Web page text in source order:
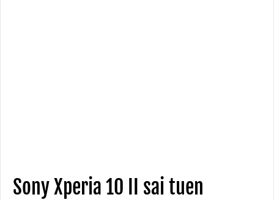
Sony Xperia 10 II sai tuen